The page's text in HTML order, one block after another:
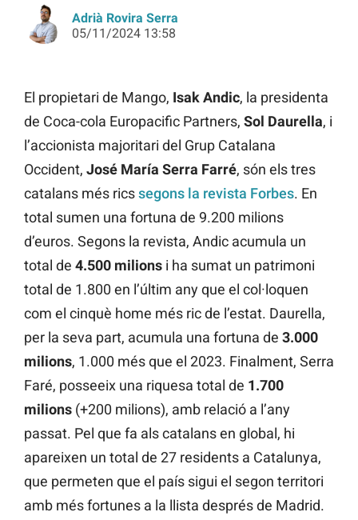
Adrià Rovira Serra
05/11/2024 13:58
El propietari de Mango, Isak Andic, la presidenta
de Coca-cola Europacific Partners, Sol Daurella, i
l’accionista majoritari del Grup Catalana
Occident, José María Serra Farré, són els tres
catalans més ricssegons la revista Forbes. En
total sumen una fortuna de 9.200 milions
d’euros. Segons la revista, Andic acumula un
total de 4.500 milions i ha sumat un patrimoni
total de 1.800 en l’últim any que el col·loquen
com el cinquè home més ric de l’estat. Daurella,
per la seva part, acumula una fortuna de 3.000
milions, 1.000 més que el 2023. Finalment, Serra
Faré, posseeix una riquesa total de 1.700
milions (+200 milions), amb relació a l’any
passat. Pel que fa als catalans en global, hi
apareixen un total de 27 residents a Catalunya,
que permeten que el país sigui el segon territori
amb més fortunes a la llista després de Madrid.